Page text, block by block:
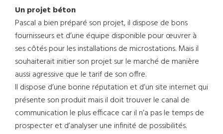
Un projet béton
Pascal a bien préparé son projet, il dispose de bons
fournisseurs et d’une équipe disponible pour œuvrer à
ses côtés pour les installations de microstations. Mais il
souhaiterait initier son projet sur le marché de manière
aussi agressive que le tarif de son offre.
Il dispose d’une bonne réputation et d’un site internet qui
présente son produit mais il doit trouver le canal de
communication le plus efficace car il n’a pas le temps de
prospecter et d’analyser une infinité de possibilités.